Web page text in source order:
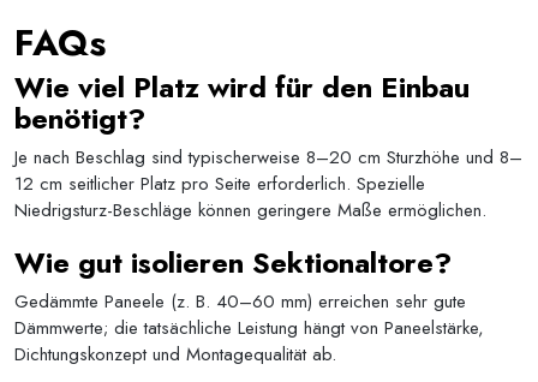
FAQs
Wie viel Platz wird für den Einbau
benötigt?
Je nach Beschlag sind typischerweise 8–20 cm Sturzhöhe und 8–
12 cm seitlicher Platz pro Seite erforderlich. Spezielle
Niedrigsturz-Beschläge können geringere Maße ermöglichen.
Wie gut isolieren Sektionaltore?
Gedämmte Paneele (z. B. 40–60 mm) erreichen sehr gute
Dämmwerte; die tatsächliche Leistung hängt von Paneelstärke,
Dichtungskonzept und Montagequalität ab.